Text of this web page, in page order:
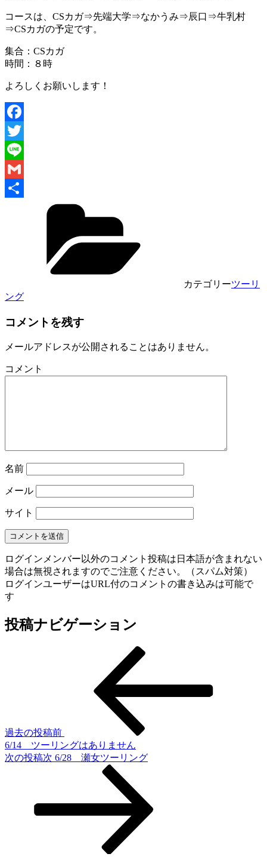
コースは、CSカガ⇒先端大学⇒なかうみ⇒辰口⇒牛乳村
⇒CSカガの予定です。
集合：CSカガ
時間：８時
よろしくお願いします！
Facebook
Twitter
Line
Gmail
カテゴリーツーリ
ング
コメントを残す
メールアドレスが公開されることはありません。
コメント
名前
メール
サイト
ログインメンバー以外のコメント投稿は日本語が含まれない
場合は無視されますのでご注意ください。（スパム対策）
ログインユーザーはURL付のコメントの書き込みは可能で
す
投稿ナビゲーション
過去の投稿前
6/14 ツーリングはありません
次の投稿次 6/28 瀬女ツーリング